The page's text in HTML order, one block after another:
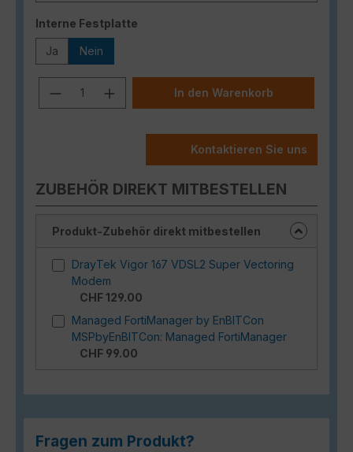
Interne Festplatte
Ja Nein
Produkt Anzahl: Gib den
In den Warenkorb
Kontaktieren Sie uns
ZUBEHÖR DIREKT MITBESTELLEN
Produkt-Zubehör direkt mitbestellen
DrayTek Vigor 167 VDSL2 Super Vectoring
Modem
CHF 129.00
Managed FortiManager by EnBITCon
MSPbyEnBITCon: Managed FortiManager
CHF 99.00
Fragen zum Produkt?